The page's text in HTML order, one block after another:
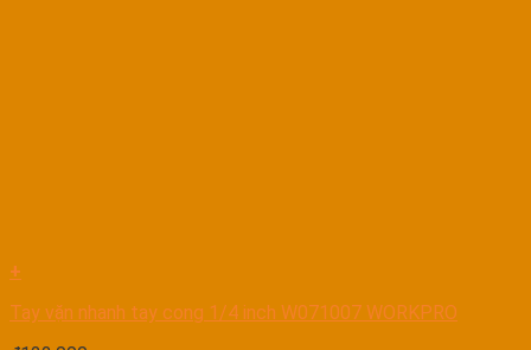
+
Tay vặn nhanh tay cong 1/4 inch W071007 WORKPRO